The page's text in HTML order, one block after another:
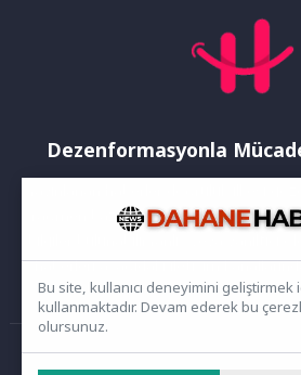
Dezenformasyonla
Yayınlanan haberler doğruluk ilkesi
rağmen bazı içeriklerde eksik, hatalı
bilgiler bulunabilir.Yanlış veya
haberleri aşağıdaki iletişim
Ana Sayfa
Bu site, kullanıcı deneyimini geliştirmek
kullanmaktadır. Devam ederek bu
olursunuz.